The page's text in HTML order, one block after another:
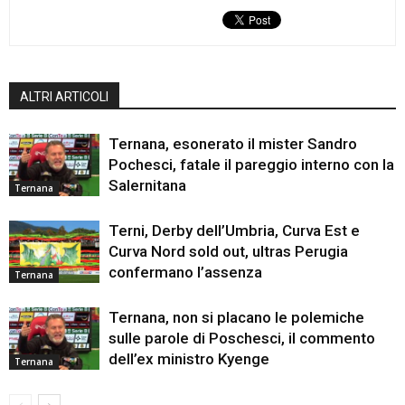
ALTRI ARTICOLI
Ternana
Ternana, esonerato il mister Sandro
Pochesci, fatale il pareggio interno con la
Salernitana
Ternana
Terni, Derby dell’Umbria, Curva Est e
Curva Nord sold out, ultras Perugia
confermano l’assenza
Ternana
Ternana, non si placano le polemiche
sulle parole di Poschesci, il commento
dell’ex ministro Kyenge